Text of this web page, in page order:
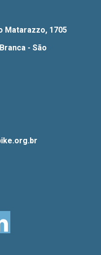
Matarazzo, 1705
- São